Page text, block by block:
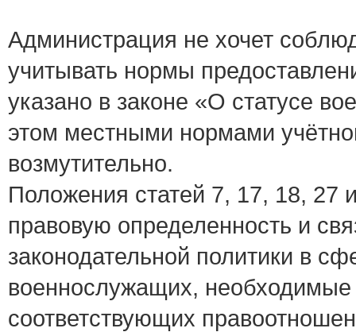
Администрация не хочет
учитывать нормы
указано в законе «О статусе
этом местными нормами
возмутительно.
Положения статей 7, 17, 18, 27
правовую определенность и
законодательной политики в
военнослужащих, необходимые
соответствующих